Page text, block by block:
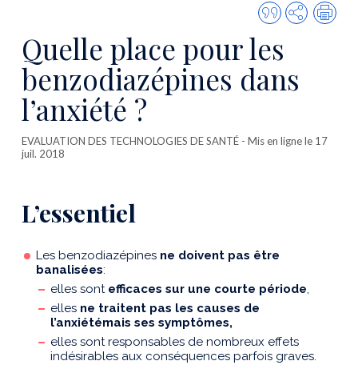
Citer
cette
publication
Partager
Quelle place pour les
benzodiazépines dans
l’anxiété ?
EVALUATION DES TECHNOLOGIES DE SANTÉ - Mis en ligne le 17
juil. 2018
L’essentiel
Les benzodiazépines ne doivent pas être
banalisées:
elles sont efficaces sur une courte période,
elles ne traitent pas les causes de
l’anxiétémais ses symptômes,
elles sont responsables de nombreux effets
indésirables aux conséquences parfois graves.